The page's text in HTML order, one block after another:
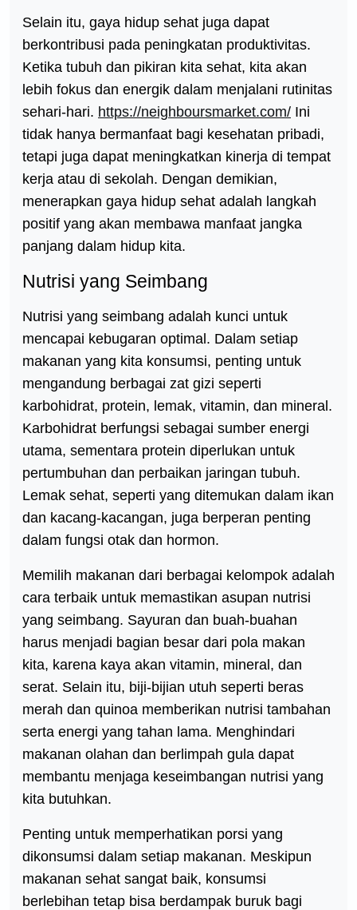
Selain itu, gaya hidup sehat juga dapat
berkontribusi pada peningkatan produktivitas.
Ketika tubuh dan pikiran kita sehat, kita akan
lebih fokus dan energik dalam menjalani rutinitas
sehari-hari. https://neighboursmarket.com/ Ini
tidak hanya bermanfaat bagi kesehatan pribadi,
tetapi juga dapat meningkatkan kinerja di tempat
kerja atau di sekolah. Dengan demikian,
menerapkan gaya hidup sehat adalah langkah
positif yang akan membawa manfaat jangka
panjang dalam hidup kita.
Nutrisi yang Seimbang
Nutrisi yang seimbang adalah kunci untuk
mencapai kebugaran optimal. Dalam setiap
makanan yang kita konsumsi, penting untuk
mengandung berbagai zat gizi seperti
karbohidrat, protein, lemak, vitamin, dan mineral.
Karbohidrat berfungsi sebagai sumber energi
utama, sementara protein diperlukan untuk
pertumbuhan dan perbaikan jaringan tubuh.
Lemak sehat, seperti yang ditemukan dalam ikan
dan kacang-kacangan, juga berperan penting
dalam fungsi otak dan hormon.
Memilih makanan dari berbagai kelompok adalah
cara terbaik untuk memastikan asupan nutrisi
yang seimbang. Sayuran dan buah-buahan
harus menjadi bagian besar dari pola makan
kita, karena kaya akan vitamin, mineral, dan
serat. Selain itu, biji-bijian utuh seperti beras
merah dan quinoa memberikan nutrisi tambahan
serta energi yang tahan lama. Menghindari
makanan olahan dan berlimpah gula dapat
membantu menjaga keseimbangan nutrisi yang
kita butuhkan.
Penting untuk memperhatikan porsi yang
dikonsumsi dalam setiap makanan. Meskipun
makanan sehat sangat baik, konsumsi
berlebihan tetap bisa berdampak buruk bagi